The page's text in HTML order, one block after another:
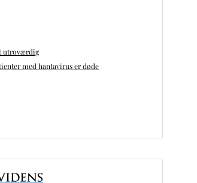
utroværdig
med hantavirus er døde